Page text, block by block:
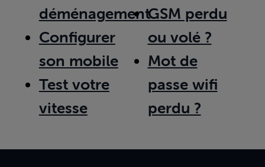
déménagement
Configurer
son mobile
Test votre
vitesse
GSM perdu
ou volé ?
Mot de
passe wifi
perdu ?